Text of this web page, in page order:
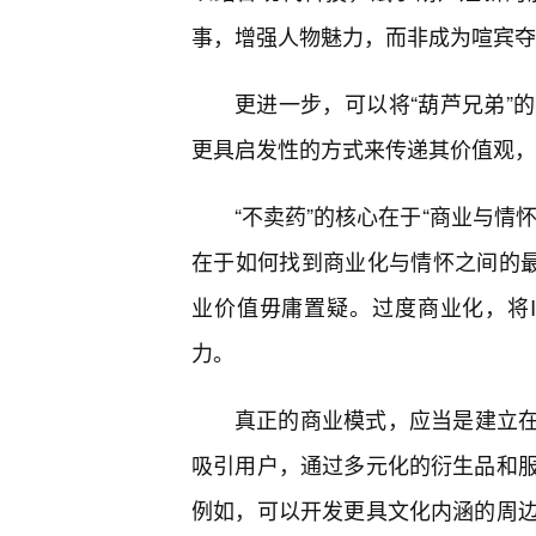
事，增强人物魅力，而非成为喧宾
更进一步，可以将“葫芦兄弟”
更具启发性的方式来传递其价值观
“不卖药”的核心在于“商业与情
在于如何找到商业化与情怀之间的
业价值毋庸置疑。过度商业化，
力。
真正的商业模式，应当是建立
吸引用户，通过多元化的衍生品和
例如，可以开发更具文化内涵的周